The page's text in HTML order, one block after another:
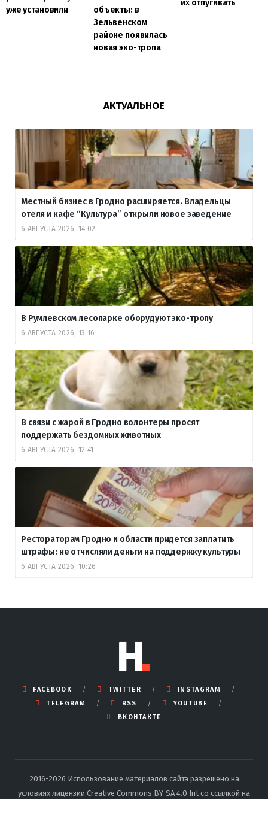
уже установили
объекты: в
Зельвенском
районе появилась
новая эко-тропа
их отпугивать
АКТУАЛЬНОЕ
Местный бизнес в Гродно расширяется. Владельцы
отеля и кафе “Культура” открыли новое заведение
6 АВГУСТА 2026, 14:02
В Румлевском лесопарке оборудуют эко-тропу
6 АВГУСТА 2026, 13:16
В связи с жарой в Гродно волонтеры просят
поддержать бездомных животных
6 АВГУСТА 2026, 12:41
Рестораторам Гродно и области придется заплатить
штрафы: не отчисляли деньги на поддержку культуры
6 АВГУСТА 2026, 10:26
FACEBOOK TWITTER
INSTAGRAM
TELEGRAM
RSS
YOUTUBE
ВКОНТАКТЕ
2016-2026 Использование материалов сайта разрешено на
условиях лицензии Creative Commons BY-SA 4.0 Int со ссылкой на